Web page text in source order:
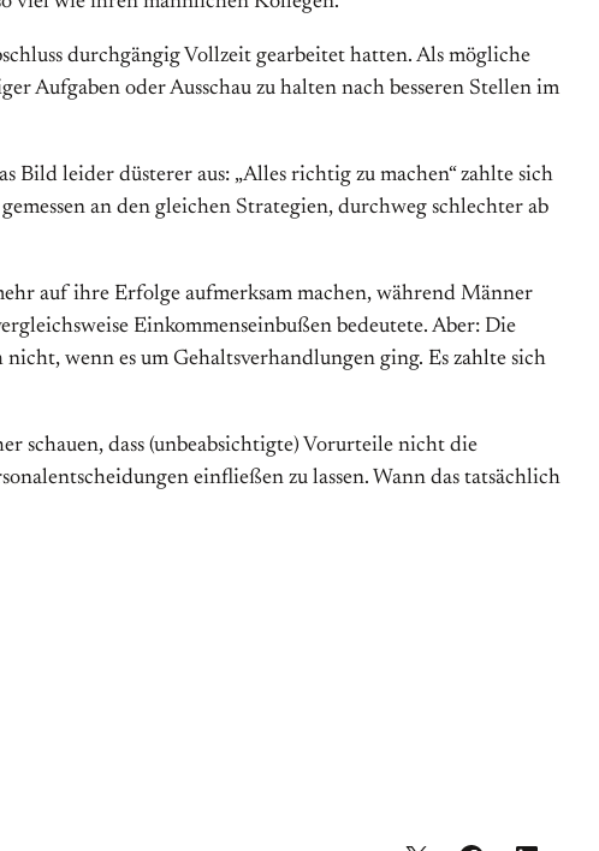
durchgängig Vollzeit gearbeitet hatten. Als mögliche
Aufgaben oder Ausschau zu halten nach besseren Stellen im
leider düsterer aus: „Alles richtig zu machen“ zahlte sich
an den gleichen Strategien, durchweg schlechter ab
auf ihre Erfolge aufmerksam machen, während Männer
Ein­kommens­ein­bußen bedeutete. Aber: Die
wenn es um Gehaltsverhandlungen ging. Es zahlte sich
schauen, dass (unbeabsichtigte) Vorurteile nicht die
einfließen zu lassen. Wann das tatsächlich